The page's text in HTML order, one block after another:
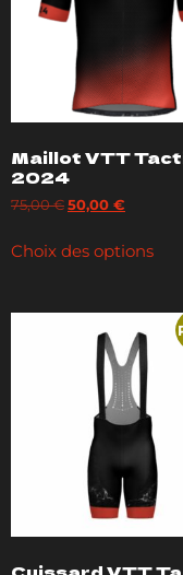
Maillot VTT
2024
75,00€ 50,00 €
Choix des options